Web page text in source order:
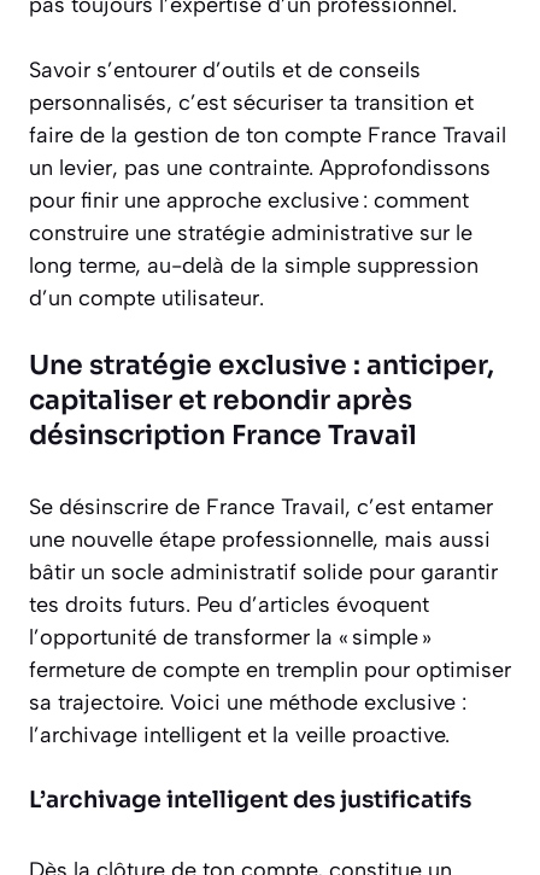
Savoir s’entourer d’outils et de conseils
personnalisés, c’est sécuriser ta transition et
faire de la gestion de ton compte France Travail
un levier, pas une contrainte. Approfondissons
pour finir une approche exclusive : comment
construire une stratégie administrative sur le
long terme, au-delà de la simple suppression
d’un compte utilisateur.
Une stratégie exclusive : anticiper,
capitaliser et rebondir après
désinscription France Travail
Se désinscrire de France Travail, c’est entamer
une nouvelle étape professionnelle, mais aussi
bâtir un socle administratif solide pour garantir
tes droits futurs. Peu d’articles évoquent
l’opportunité de transformer la « simple »
fermeture de compte en tremplin pour optimiser
sa trajectoire. Voici une méthode exclusive :
l’archivage intelligent et la veille proactive.
L’archivage intelligent des justificatifs